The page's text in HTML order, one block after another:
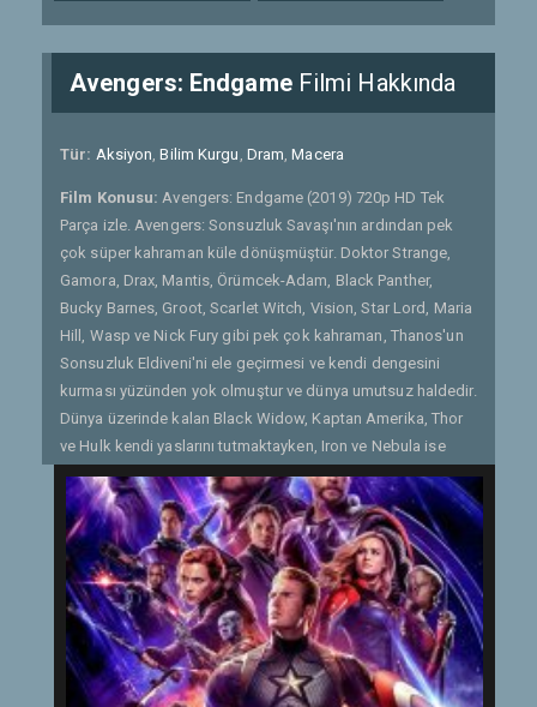
Avengers: EndgameFilmi Hakkında
Tür: Aksiyon,Bilim Kurgu , Dram,Macera
Film Konusu:Avengers: Endgame (2019) 720p HD Tek
Parça izle. Avengers: Sonsuzluk Savaşı'nın ardından pek
çok süper kahraman küle dönüşmüştür. Doktor Strange,
Gamora, Drax, Mantis, Örümcek-Adam, Black Panther,
Bucky Barnes, Groot, Scarlet Witch, Vision, Star Lord, Maria
Hill, Wasp ve Nick Fury gibi pek çok kahraman, Thanos'un
Sonsuzluk Eldiveni'ni ele geçirmesi ve kendi dengesini
kurması yüzünden yok olmuştur ve dünya umutsuz haldedir.
Dünya üzerinde kalan Black Widow, Kaptan Amerika, Thor
ve Hulk kendi yaslarını tutmaktayken, Iron ve Nebula ise
kontrol edemedikleri bir uzay gemisinin içinde, uzay
boşluğunda sürüklenmektedirler. Süper kahramanlar takımı
için işler pek de iyi görünmemektedir. Ancak Kuantum
Bölgesi'nden çıkmanın bir yolunu bularak Avengers ekibinin
kalan üyelerine giden Ant-Man, yeni bir umut ışığı olacaktır.
Daha önce var olduğunu bilmedikleri bölgeler, kahramanlar
ve evrenlerin varlığını öğrenen ekip, Thanos'un kurduğu bu
çarpık dengeyi değiştirmek ve kendilerinden alınanı geri
getirmek için hayatlarının en büyük mücadelesine